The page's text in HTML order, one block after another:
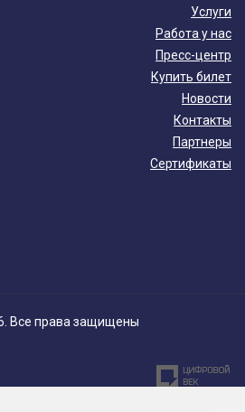
Услуги
Работа у нас
Пресс-центр
Купить билет
Новости
Контакты
Партнеры
Сертификаты
Все права защищены